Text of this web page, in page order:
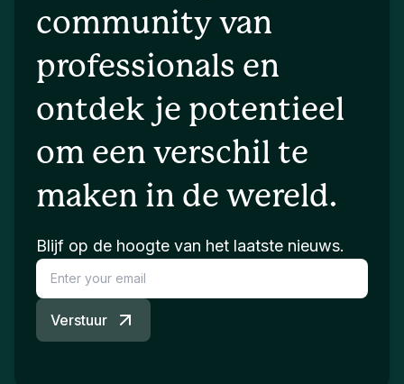
community van
professionals en
ontdek je potentieel
om een verschil te
maken in de wereld.
Blijf op de hoogte van het laatste nieuws.
Verstuur